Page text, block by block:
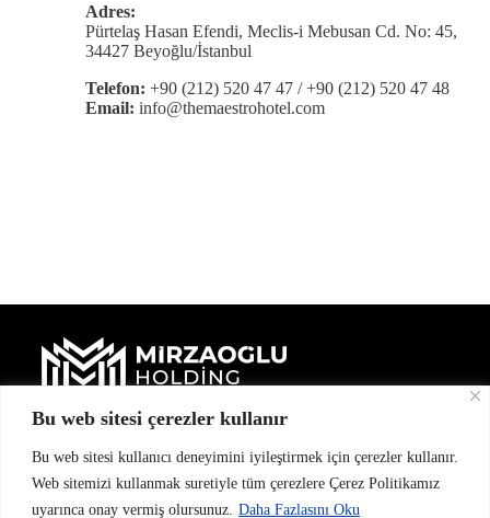
Bu web sitesi çerezler kullanır
Bu web sitesi kullanıcı deneyimini iyileştirmek için çerezler kullanır.
Web sitemizi kullanmak suretiyle tüm çerezlere Çerez Politikamız
uyarınca onay vermiş olursunuz. Daha Fazlasını Oku
Adres:
Pürtelaş Hasan Efendi, Meclis-i Mebusan Cd. No: 45,
34427 Beyoğlu/İstanbul
Telefon: +90 (212) 520 47 47 / +90 (212) 520 47 48
Email: info@themaestrohotel.com